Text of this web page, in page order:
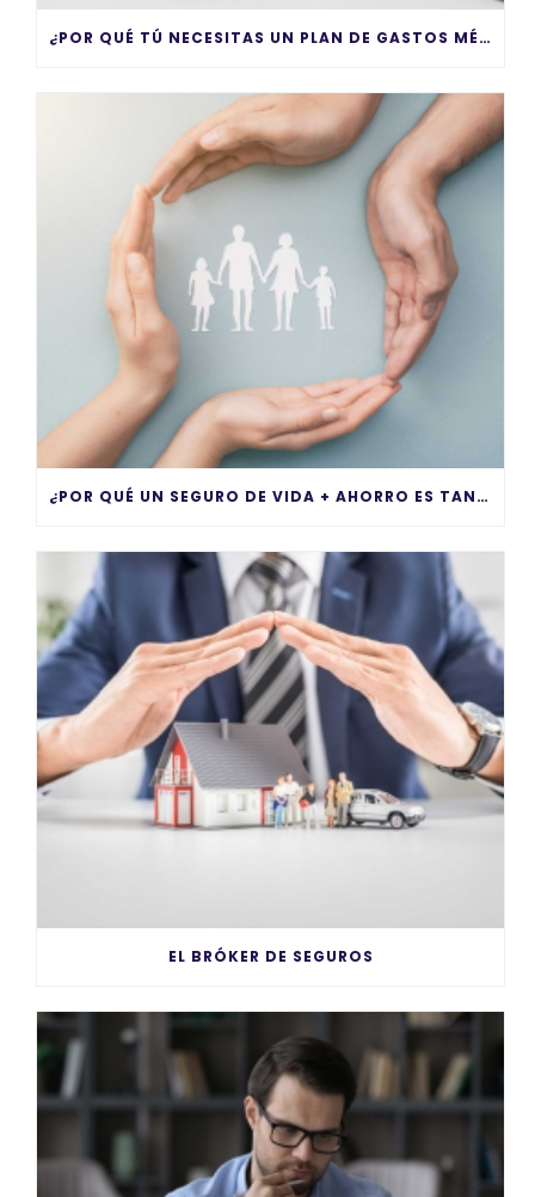
¿POR QUÉ TÚ NECESITAS UN PLAN DE GASTOS MÉDICOS MAYORES?
¿POR QUÉ UN SEGURO DE VIDA + AHORRO ES TAN IMPORTANTE?
EL BRÓKER DE SEGUROS